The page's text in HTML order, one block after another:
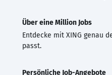
Über eine Million Jobs
Entdecke mit XING genau
passt.
Persönliche Job-Angebote